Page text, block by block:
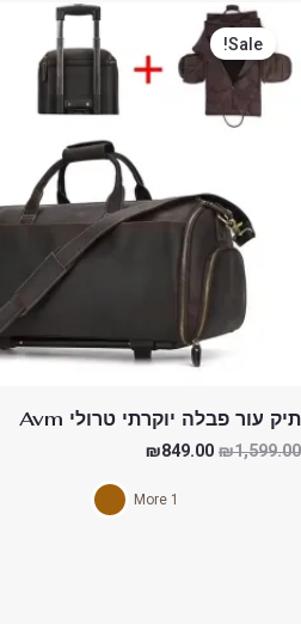
Sale!
תיק עור פבלה יוקרתי טרולי Avm
₪1,599.00
המחיר
המקורי
היה:
₪1,599.00.
₪849.00
המחיר
הנוכחי
הוא:
₪849.00.
1 More